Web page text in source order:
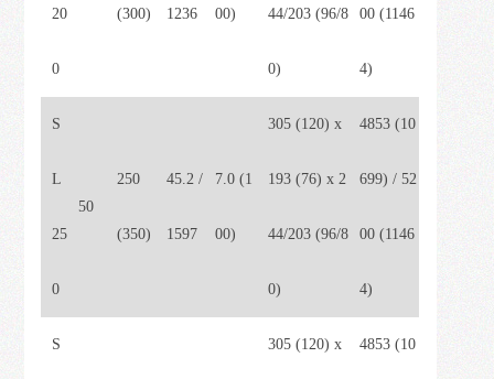
20
0
(300) 1236 00) 44/203 (96/8
0)
00 (1146
4)
S
L
25
0
50
250
(350)
45.2 /
1597
7.0 (1
00)
305 (120) x
193 (76) x 2
44/203 (96/8
0)
4853 (10
699) / 52
00 (1146
4)
S 305 (120) x 4853 (10